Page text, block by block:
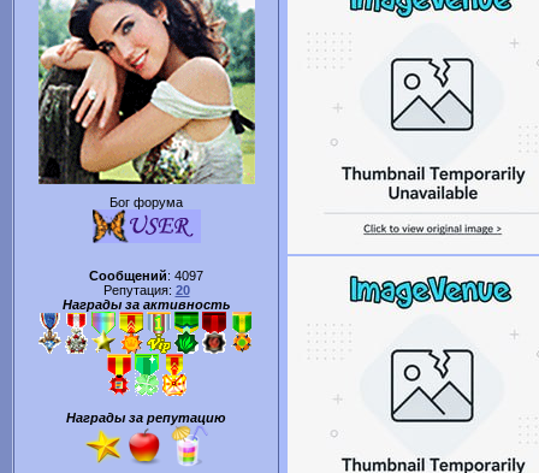
Бог форума
Сообщений: 4097
Репутация: 20
Награды за активность
Награды за репутацию